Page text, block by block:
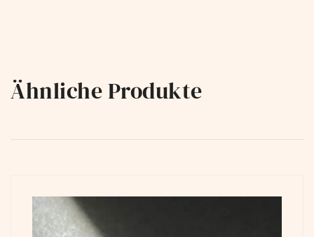
Ähnliche Produkte